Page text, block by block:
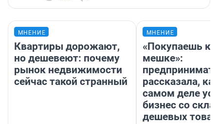
МНЕНИЕ
Квартиры дорожают,
но дешевеют: почему
рынок недвижимости
сейчас такой странный
МНЕНИЕ
«Покупаешь
мешке»:
рассказала,
самом деле
бизнес со
дешевых